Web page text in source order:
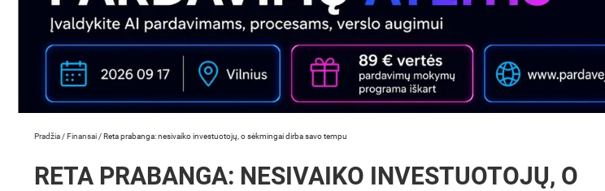
Pradžia /Finansai /Reta prabanga: nesivaiko investuotojų, o sėkmingai dirba savo tempu
RETA PRABANGA: NESIVAIKO INVESTUOTOJŲ, O